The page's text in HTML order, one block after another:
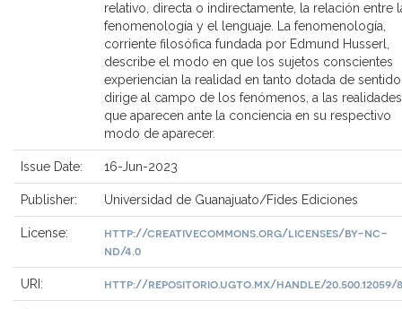
relativo, directa o indirectamente, la relación entre
fenomenología y el lenguaje. La fenomenología,
corriente filosófica fundada por Edmund Husserl,
describe el modo en que los sujetos conscientes
experiencian la realidad en tanto dotada de
dirige al campo de los fenómenos, a las realidades
que aparecen ante la conciencia en su respectivo
modo de aparecer.
Issue Date: 16-Jun-2023
Publisher: Universidad de Guanajuato/Fides Ediciones
License:
http://creativecommons.org/licenses/by-nc-
nd/4.0
URI: http://repositorio.ugto.mx/handle/20.500.12059/